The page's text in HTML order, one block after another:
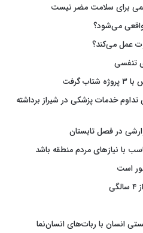
برای سلامت مضر نیست
می‌شود؟
عمل می‌کند؟
تنفسی
خدمات پزشکی در شیراز برداشته
در فصل تابستان
با نیازهای مردم منطقه باشد
است
انسان با ربات‌های انسان‌نما